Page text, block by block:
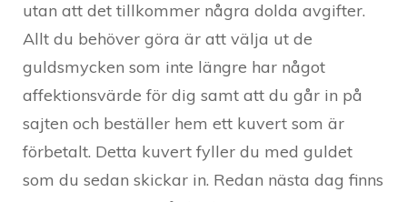
utan att det tillkommer några dolda avgifter.
Allt du behöver göra är att välja ut de
guldsmycken som inte längre har något
affektionsvärde för dig samt att du går in på
sajten och beställer hem ett kuvert som är
förbetalt. Detta kuvert fyller du med guldet
som du sedan skickar in. Redan nästa dag finns